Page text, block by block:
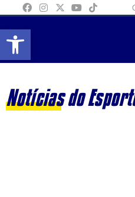
Abrir a barra
Notícias do